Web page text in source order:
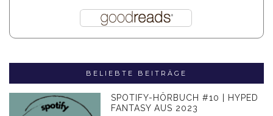
BELIEBTE BEITRÄGE
SPOTIFY-HÖRBUCH #10 | HYPED
FANTASY AUS 2023